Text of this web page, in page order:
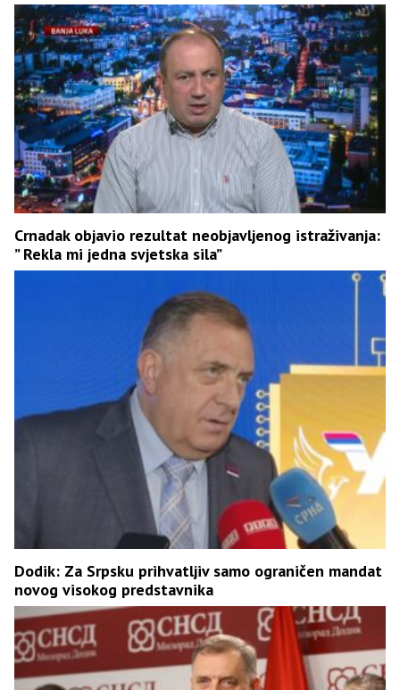
Crnadak objavio rezultat neobjavljenog istraživanja:
” Rekla mi jedna svjetska sila”
Dodik: Za Srpsku prihvatljiv samo ograničen mandat
novog visokog predstavnika